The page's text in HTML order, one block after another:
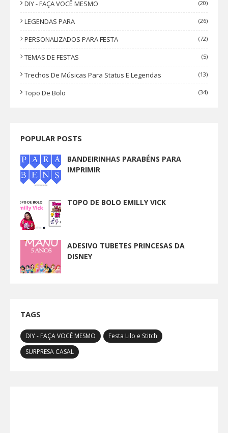
DIY - FAÇA VOCÊ MESMO (20)
LEGENDAS PARA (26)
PERSONALIZADOS PARA FESTA (72)
TEMAS DE FESTAS (5)
Trechos De Músicas Para Status E Legendas (13)
Topo De Bolo (34)
POPULAR POSTS
BANDEIRINHAS PARABÉNS PARA
IMPRIMIR
TOPO DE BOLO EMILLY VICK
ADESIVO TUBETES PRINCESAS DA
DISNEY
TAGS
DIY - FAÇA VOCÊ MESMO
Festa Lilo e Stitch
SURPRESA CASAL